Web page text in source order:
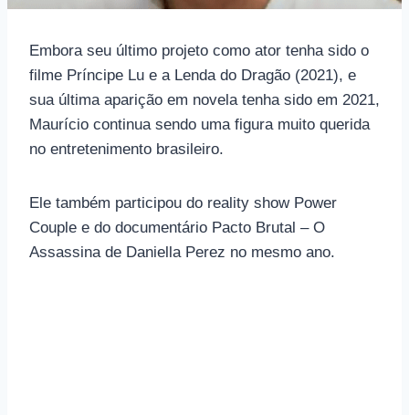
Embora seu último projeto como ator tenha sido o
filme Príncipe Lu e a Lenda do Dragão (2021), e
sua última aparição em novela tenha sido em 2021,
Maurício continua sendo uma figura muito querida
no entretenimento brasileiro.
Ele também participou do reality show Power
Couple e do documentário Pacto Brutal – O
Assassina de Daniella Perez no mesmo ano.